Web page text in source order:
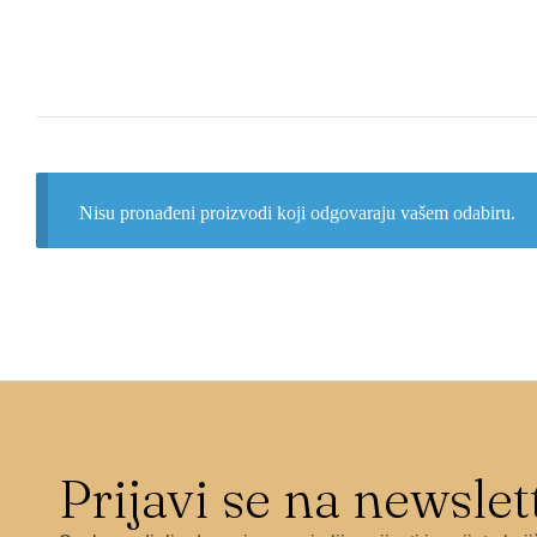
Nisu pronađeni proizvodi koji odgovaraju vašem odabiru.
Prijavi se na